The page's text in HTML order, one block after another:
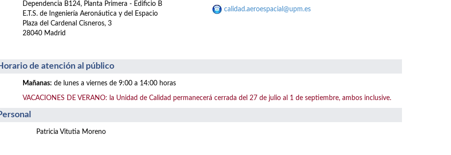
Dependencia B124, Planta Primera - Edificio B
E.T.S. de Ingeniería Aeronáutica y del Espacio
Plaza del Cardenal Cisneros, 3
28040 Madrid
calidad.aeroespacial@upm.es
de atención al público
Mañanas: de lunes a viernes de 9:00 a 14:00 horas
VACACIONES DE VERANO: la Unidad de Calidad permanecerá cerrada del 27 de julio al 1 de septiembre, ambos inclusive.
Patricia Vitutia Moreno